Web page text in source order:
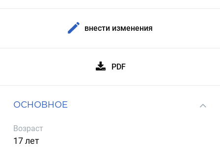
внести изменения
PDF
ОСНОВНОЕ
Возраст
17 лет